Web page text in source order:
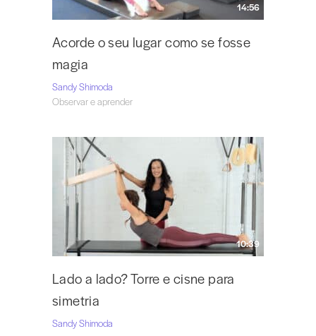
14:56
Acorde o seu lugar como se fosse
magia
Sandy Shimoda
Observar e aprender
10:39
Lado a lado? Torre e cisne para
simetria
Sandy Shimoda